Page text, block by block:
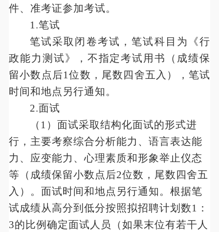
件、准考证参加考试。
1.笔试
笔试采取闭卷考试，笔试科目 为《行
政能力测试》，不指定考试用书（成绩保
留小数点后1位数，尾数四舍五入），笔试
时间和地点另行通知。
2.面试
（ 1）面试采取结构化面试的形式进
行，主要考察综合分析能力、语言表达能
力、应变能力、心理素质和形象举止仪态
等（成绩保留小数点后2位数，尾数四舍五
入）。面试时间和地点另行通知。根据笔
试成绩从高分到低分按照拟招聘计划数1：
3的比例确定面试人员（如果末位有若干人